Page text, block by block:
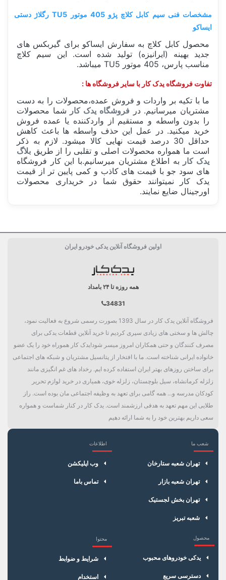
مشخصات فنی سیم کابل کلاچ پژو 405 موتور TU5 رگلاژ دستی
ایساکو
محصول کابل کلاچ به سفارش ایساکو برای گیربکس های
جدید بهینه (ایرانیزه) تولید شده است. این سیم کلاچ
مناسب پارس، 405 موتور TU5 میباشد.
تفاوت فروشگاه یدک کار با سایر فروشگاه ها :
ما با تکیه بر واردات و فروش عمده،محصولات را به دست
مشتریان میرسانیم. در فروشگاه یدک کار شما محصولات
را بدون واسطه و مستقیم از واردکننده یا عمده فروش
خرید میکنید. در عمل این حذف واسطه ها باعث کاهش
حداقل 30 درصد قیمت نهایی کالا میشود. لازم به ذکر
است ما همواره محصولات اصلی و تقلبی را از طریق بلاگ
یدک کار به اطلاع مشتریان میرسانیم.با این کار فروشگاه
های سود جو با قیمت های کاذب و کمی پایین تر از قیمت
یدک کار نمیتوانند حقوق شما در خریداری محصولات
اورجینال ضایع نمایند.
گیربکس و چرخ
اولین فروشگاه آنلاین یدکی خودرو ایران
همه روزه تا ۲۴ بامداد
34831
فروشگاه آنلاین یدک کار در سال 1393 بصورت رسمی شروع به فعالیت نمود،
چالش ها و سختی های زیادی سپری کردیم تا خرید آنلاین قطعات یدکی برای
مصرف کنندگان و حتی همکاران امروز میسر شود!یدک کار هموراه خود را یک عضو
خانواده ایرانی شناخته است. ما با افتخار از پتانسیل مشتریان و شبکه های اجتماعی
برای ساختن روزهای بهتر ایران استفاده کرده ایم. رخداد های غم انگیزی مانند
زلزله کرمانشاه، سیل بلوچستان، زلزله خوی، همیاری در خرید لوازم تحریر
کودکان مدرسه و... همه گامی برای تعهد به وظیفه اجتماعی مان بوده است. راز
طلایی این مهم تعهد به هدفی ارزشمند است. یدک کار در کنار شماست و همواره
سعی داریم بهترین خود را به شما ارائه دهیم
شعب ما
تهران شعبه ستارخان
تهران شعبه بازار
تهران بخش لجستیک
شعبه تبریز
اطلاعات
وب اپلیکشن
تماس باما
محصول
یدکی خودروهای محبوب
دسترسی سریع
محتوا
شرایط و ضوابط
استخدام
×